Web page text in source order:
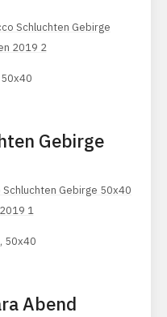
Gebirge
50x40
Abend